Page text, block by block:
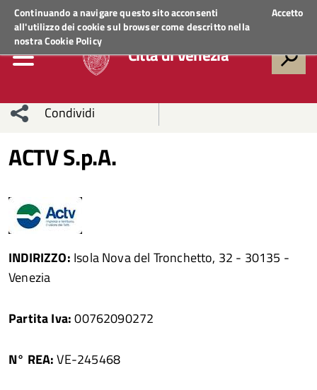
Continuando a navigare questo sito acconsenti
all'utilizzo dei cookie sul browser come descritto nella
nostraCookie Policy
Accetto
Regione VenetoACCEDI AI SERVIZI
Città di Venezia
Condividi
network
Condividi
Twitter
su
Condividi
Whatsapp
ACTV S.p.A.
INDIRIZZO: Isola Nova del Tronchetto, 32 - 30135 -
Venezia
Partita Iva:00762090272
N° REA:VE-245468